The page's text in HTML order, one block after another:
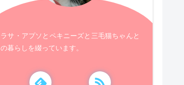
ラサ・アプソとペキニーズと三毛猫ちゃんと
の暮らしを綴っています。